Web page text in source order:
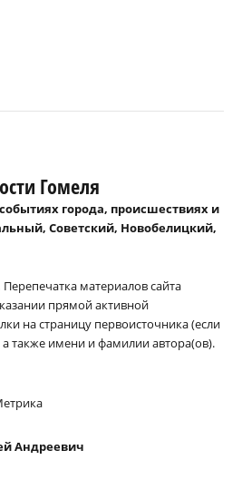
Гомеля
города, происшествиях и
Советский, Новобелицкий,
Перепечатка материалов сайта
прямой активной
на страницу первоисточника (если
а также имени и фамилии автора(ов).
Андреевич